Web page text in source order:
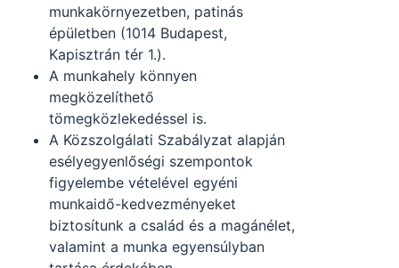
munkakörnyezetben, patinás
épületben (1014 Budapest,
Kapisztrán tér 1.).
A munkahely könnyen
megközelíthető
tömegközlekedéssel is.
A Közszolgálati Szabályzat alapján
esélyegyenlőségi szempontok
figyelembe vételével egyéni
munkaidő-kedvezményeket
biztosítunk a család és a magánélet,
valamint a munka egyensúlyban